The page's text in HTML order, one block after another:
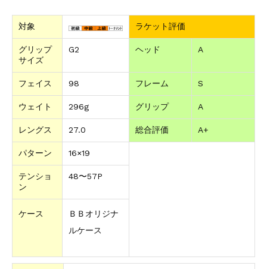
対象 ラケット評価
グリップ
サイズ
G2 ヘッド A
フェイス 98 フレーム S
ウェイト 296g グリップ A
レングス 27.0 総合評価 A+
パターン 16×19
テンショ
ン
48〜57P
ケース
ＢＢオリジナ
ルケース